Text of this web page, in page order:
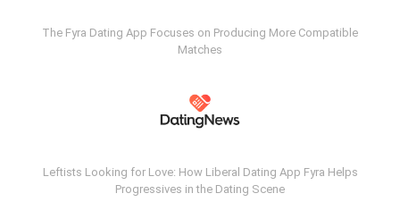
The Fyra Dating App Focuses on Producing More Compatible
Matches
Leftists Looking for Love: How Liberal Dating App Fyra Helps
Progressives in the Dating Scene